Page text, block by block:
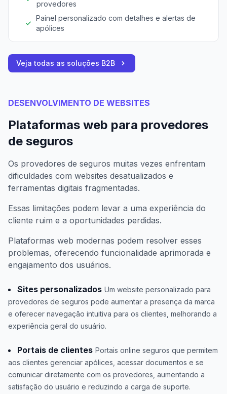
provedores
Painel personalizado com detalhes e alertas de
apólices
Veja todas as soluções B2B
DESENVOLVIMENTO DE WEBSITES
Plataformas web para provedores
de seguros
Os provedores de seguros muitas vezes enfrentam
dificuldades com websites desatualizados e
ferramentas digitais fragmentadas.
Essas limitações podem levar a uma experiência do
cliente ruim e a oportunidades perdidas.
Plataformas web modernas podem resolver esses
problemas, oferecendo funcionalidade aprimorada e
engajamento dos usuários.
Sites personalizados Um website personalizado para
provedores de seguros pode aumentar a presença da marca
e oferecer navegação intuitiva para os clientes, melhorando a
experiência geral do usuário.
Portais de clientes Portais online seguros que permitem
aos clientes gerenciar apólices, acessar documentos e se
comunicar diretamente com os provedores, aumentando a
satisfação do usuário e reduzindo a carga de suporte.